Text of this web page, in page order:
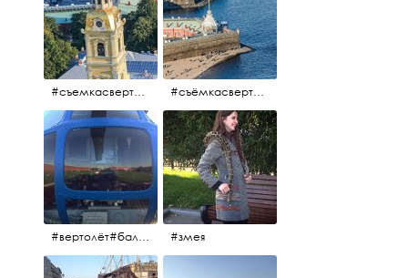
#съемкасвертолета #вертолёт #съёмкасвертолёта #петропавловскаякрепость #заячийостров #санктпетербург #съёмкасвертолёта #питер #петропавловскаякрепость #нева #осень2017
#вертолёт#балтийскиеавиалинии #петропавловскаякрепость #заячийостров #полётынадпитером #полётынадгородом #полёты #змея